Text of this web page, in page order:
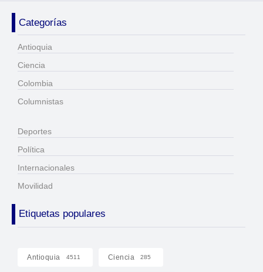
Categorías
Antioquia
Ciencia
Colombia
Columnistas
Deportes
Política
Internacionales
Movilidad
Etiquetas populares
Antioquia 4511 Ciencia 285